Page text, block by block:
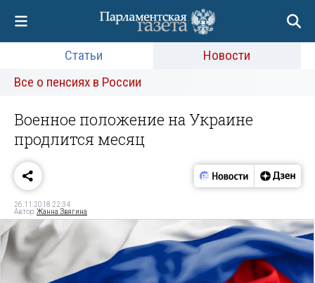
Статьи
Новости
Все о пенсиях в России
Военное положение на Украине
продлится месяц
26.11.2018 22:34
Автор:Жанна Звягина